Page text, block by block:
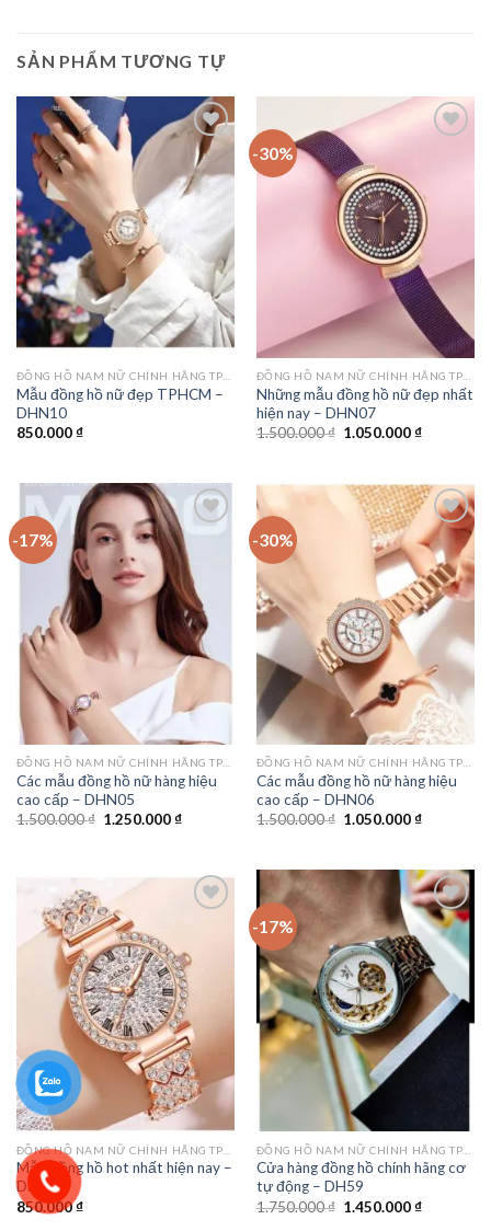
SẢN PHẨM TƯƠNG TỰ
Add to
Mẫu đồng hồ nữ đẹp TPHCM –
DHN10
850.000₫
-30%
wishlist
Những mẫu đồng hồ nữ đẹp nhất
hiện nay – DHN07
1.500.000₫ Giá
1.050.000₫Giá
1.050.000
-17%
Add to
wishlist
Các mẫu đồng hồ nữ hàng hiệu
cao cấp – DHN05
1.500.000₫ Giá
1.250.000₫Giá
1.250.000 ₫.
-30%
Add to
wishlist
Các mẫu đồng hồ nữ hàng hiệu
cao cấp – DHN06
1.500.000₫ Giá
1.050.000₫Giá
1.050.000
Add to
wishlist
Mẫu đồng hồ hot nhất hiện nay –
DH41
850.000₫
-17%
Add to
wishlist
Cửa hàng đồng hồ chính hãng cơ
tự động – DH59
1.750.000₫ Giá
1.450.000₫Giá